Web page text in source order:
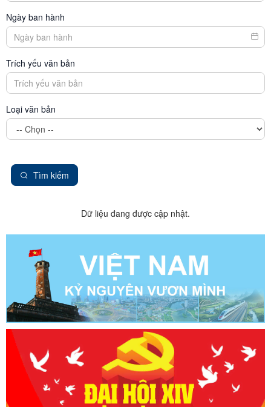
Ngày ban hành
Trích yếu văn bản
Loại văn bản
Tìm kiếm
Dữ liệu đang được cập nhật.